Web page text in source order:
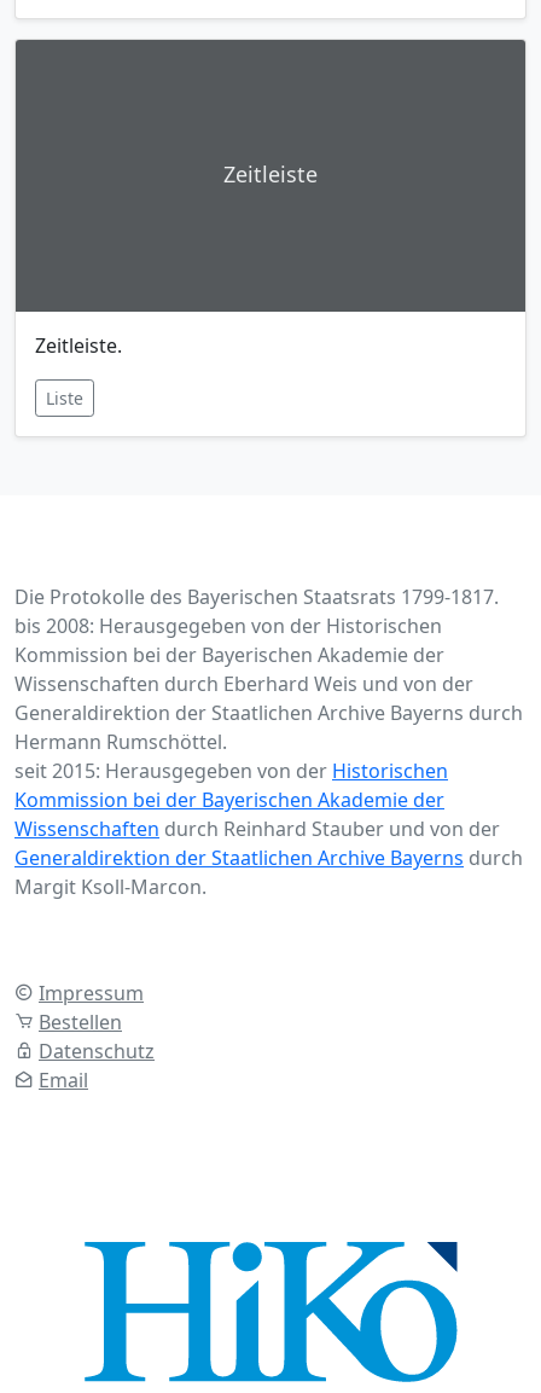
Zeitleiste
Zeitleiste.
Liste
Die Protokolle des Bayerischen Staatsrats 1799-1817.
bis 2008: Herausgegeben von der Historischen
Kommission bei der Bayerischen Akademie der
Wissenschaften durch Eberhard Weis und von der
Generaldirektion der Staatlichen Archive Bayerns durch
Hermann Rumschöttel.
seit 2015: Herausgegeben von der Historischen
Kommission bei der Bayerischen Akademie der
Wissenschaften durch Reinhard Stauber und von der
Generaldirektion der Staatlichen Archive Bayerns durch
Margit Ksoll-Marcon.
Impressum
Bestellen
Datenschutz
Email